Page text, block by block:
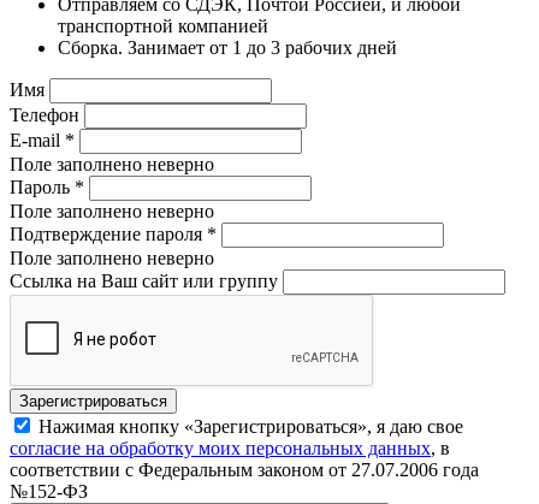
Отправляем со СДЭК, Почтой Россией, и любой
транспортной компанией
Сборка. Занимает от 1 до 3 рабочих дней
Имя
Телефон
E-mail *
Поле заполнено неверно
Пароль *
Поле заполнено неверно
Подтверждение пароля *
Поле заполнено неверно
Ссылка на Ваш сайт или группу
Нажимая кнопку «Зарегистрироваться», я даю свое
согласие на обработку моих персональных данных, в
соответствии с Федеральным законом от 27.07.2006 года
№152-ФЗ